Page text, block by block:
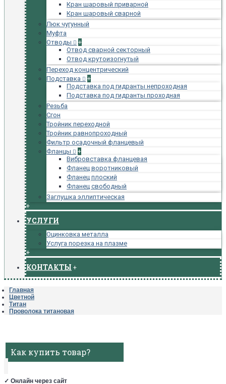
Кран шаровый приварной
Кран шаровый сварной
Люк чугунный
Муфта
Отводы
+
Отвод сварной секторный
Отвод крутоизогнутый
Переход концентрический
Подставка
+
Подставка под гидранты непроходная
Подставка под гидранты проходная
Резьба
Сгон
Тройник переходной
Тройник равнопроходный
Фильтр осадочный фланцевый
Фланцы
+
Вибровставка фланцевая
Фланец воротниковый
Фланец плоский
Фланец свободный
Заглушка эллиптическая
+
УСЛУГИ
Оцинковка металла
Услуга порезка на плазме
+
КОНТАКТЫ +
Главная
Цветной
Титан
Проволока титановая
Как купить товар?
✓ Онлайн через сайт